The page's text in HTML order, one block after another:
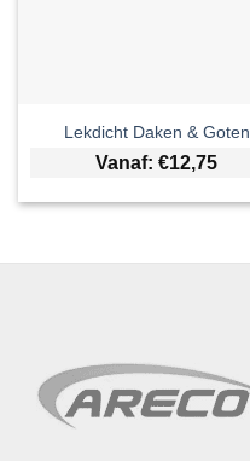
Lekdicht Daken & Goten
Vanaf:€12,75